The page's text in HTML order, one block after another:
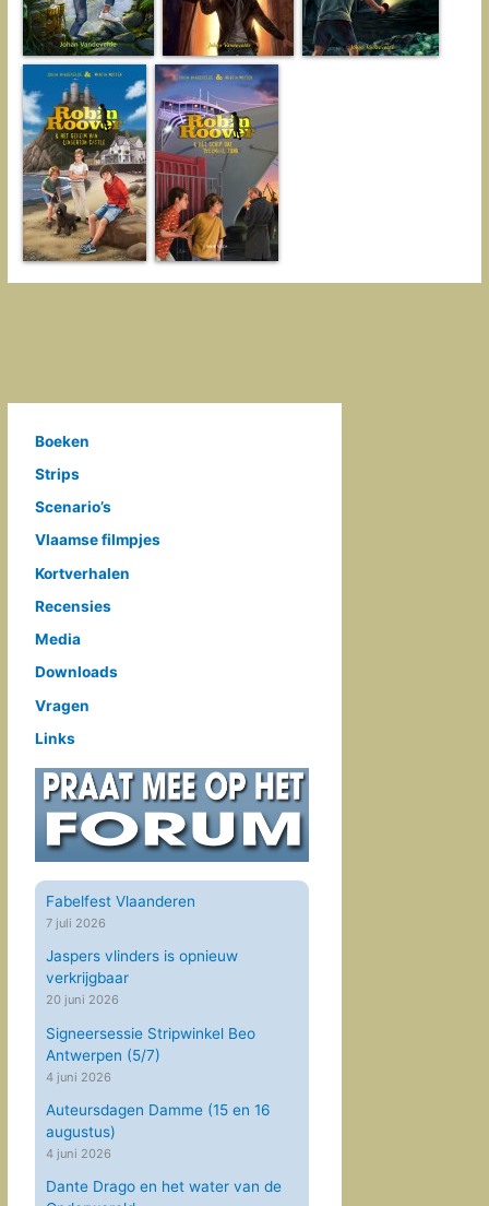
Boeken
Strips
Scenario’s
Vlaamse filmpjes
Kortverhalen
Recensies
Media
Downloads
Vragen
Links
Fabelfest Vlaanderen
7 juli 2026
Jaspers vlinders is opnieuw
verkrijgbaar
20 juni 2026
Signeersessie Stripwinkel Beo
Antwerpen (5/7)
4 juni 2026
Auteursdagen Damme (15 en 16
augustus)
4 juni 2026
Dante Drago en het water van de